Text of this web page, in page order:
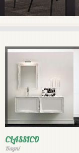
CLASSICO
Bagni